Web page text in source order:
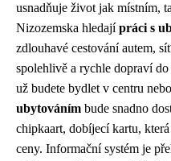
usnadňuje život jak místním,
Nizozemska hledajípráci s
zdlouhavé cestování autem,
spolehlivě a rychle dopraví
už budete bydlet v centru
ubytováním bude snadno
chipkaart, dobíjecí kartu,
ceny. Informační systém je